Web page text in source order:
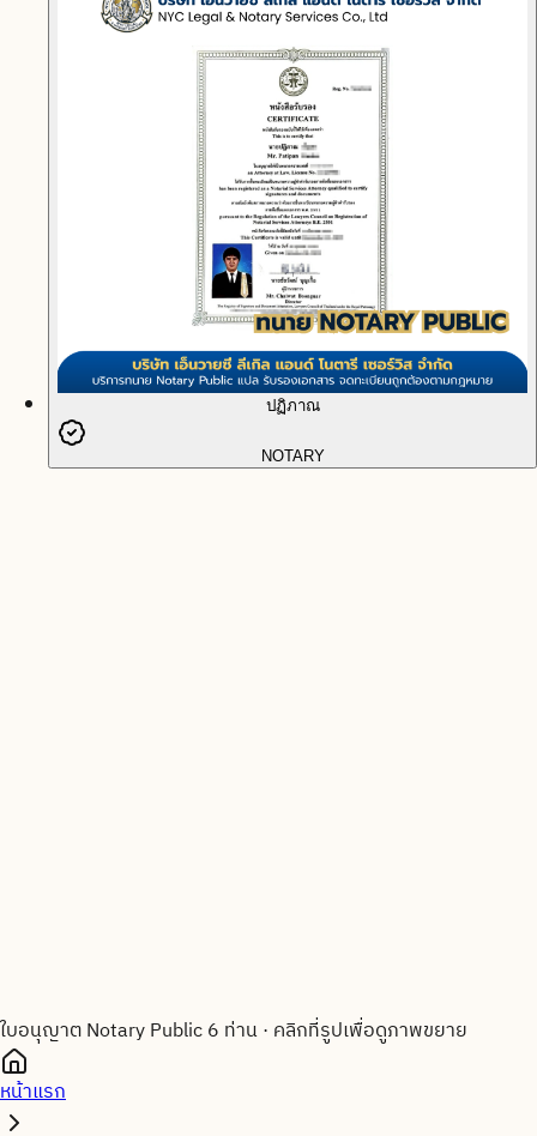
ปฏิภาณ
NOTARY
ใบอนุญาต Notary Public 6 ท่าน· คลิกที่รูปเพื่อดูภาพขยาย
หน้าแรก